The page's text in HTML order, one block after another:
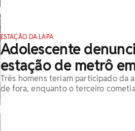
ESTAÇÃO DA LAPA
Adolescente
estação de metrô
Três homens teriam participado da
de fora, enquanto o terceiro